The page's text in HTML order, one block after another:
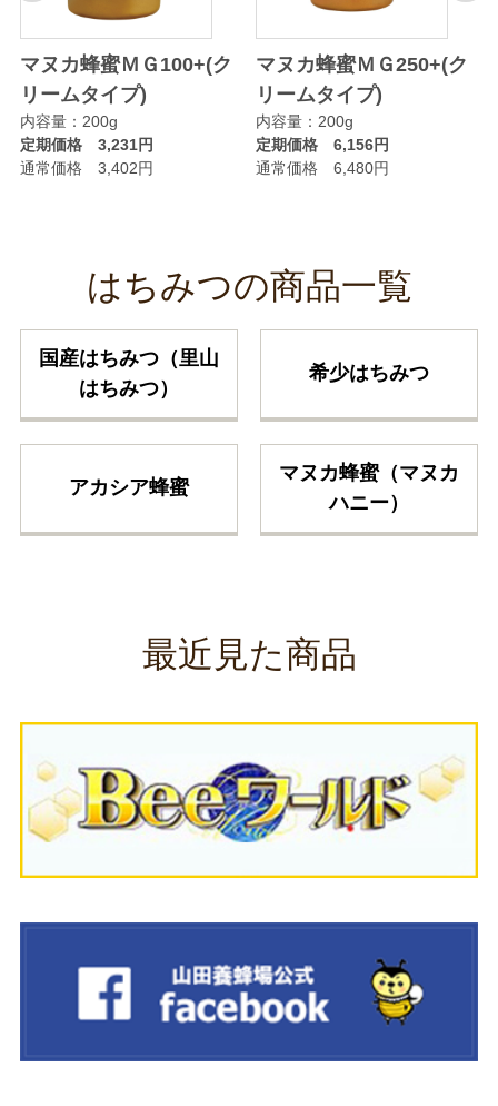
マヌカ蜂蜜ＭＧ100+(ク
リームタイプ)
内容量：200g
定期価格 3,231円
通常価格 3,402円
マヌカ蜂蜜ＭＧ250+(ク
リームタイプ)
内容量：200g
定期価格 6,156円
通常価格 6,480円
はちみつの商品一覧
国産はちみつ（里山
はちみつ）
希少はちみつ
アカシア蜂蜜
マヌカ蜂蜜（マヌカ
ハニー）
最近見た商品